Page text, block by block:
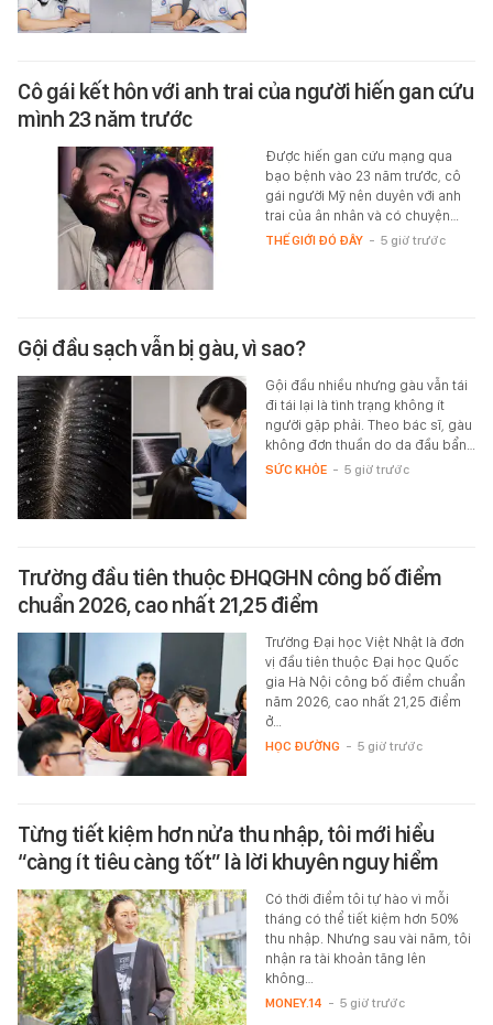
Cô gái kết hôn với anh trai của người hiến gan cứu
mình 23 năm trước
Được hiến gan cứu mạng qua
bạo bệnh vào 23 năm trước, cô
gái người Mỹ nên duyên với anh
trai của ân nhân và có chuyện…
THẾ GIỚI ĐÓ ĐÂY - 5 giờ trước
Gội đầu sạch vẫn bị gàu, vì sao?
Gội đầu nhiều nhưng gàu vẫn tái
đi tái lại là tình trạng không ít
người gặp phải. Theo bác sĩ, gàu
không đơn thuần do da đầu bẩn…
SỨC KHỎE - 5 giờ trước
Trường đầu tiên thuộc ĐHQGHN công bố điểm
chuẩn 2026, cao nhất 21,25 điểm
Trường Đại học Việt Nhật là đơn
vị đầu tiên thuộc Đại học Quốc
gia Hà Nội công bố điểm chuẩn
năm 2026, cao nhất 21,25 điểm
ở…
HỌC ĐƯỜNG - 5 giờ trước
Từng tiết kiệm hơn nửa thu nhập, tôi mới hiểu
“càng ít tiêu càng tốt” là lời khuyên nguy hiểm
Có thời điểm tôi tự hào vì mỗi
tháng có thể tiết kiệm hơn 50%
thu nhập. Nhưng sau vài năm, tôi
nhận ra tài khoản tăng lên
không…
MONEY.14 - 5 giờ trước